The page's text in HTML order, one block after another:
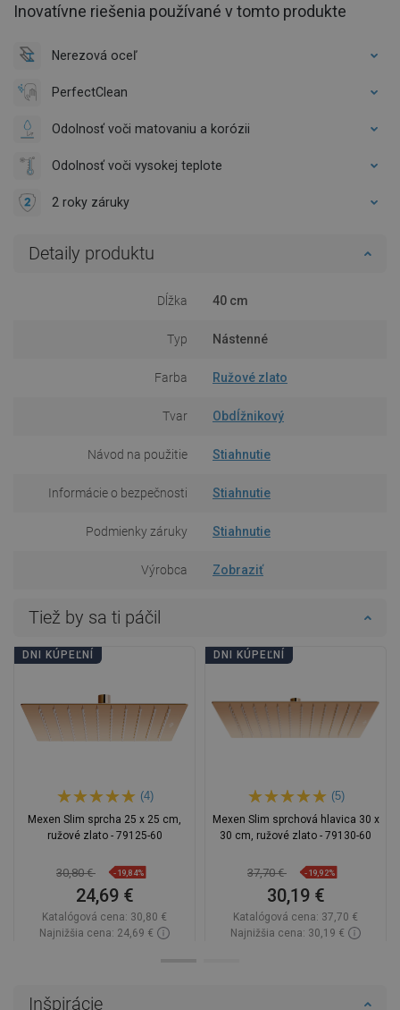
Inovatívne riešenia používané v tomto produkte
Nerezová oceľ
PerfectClean
Odolnosť voči matovaniu a korózii
Odolnosť voči vysokej teplote
2 roky záruky
Detaily produktu
Dĺžka 40 cm
Typ Nástenné
Farba Ružové zlato
Tvar Obdĺžnikový
Návod na použitie Stiahnutie
Informácie o bezpečnosti Stiahnutie
Podmienky záruky Stiahnutie
Výrobca Zobraziť
Tiež by sa ti páčil
DNI KÚPEĽNÍ
(4)
Mexen Slim sprcha 25 x 25 cm,
ružové zlato - 79125-60
30,80 € -19,84%
24,69 €
Katalógová cena: 30,80 €
Najnižšia cena: 24,69 €
DNI KÚPEĽNÍ
(5)
Mexen Slim sprchová hlavica 30 x
30 cm, ružové zlato - 79130-60
37,70 € -19,92%
30,19 €
Katalógová cena: 37,70 €
Najnižšia cena: 30,19 €
Inšpirácie